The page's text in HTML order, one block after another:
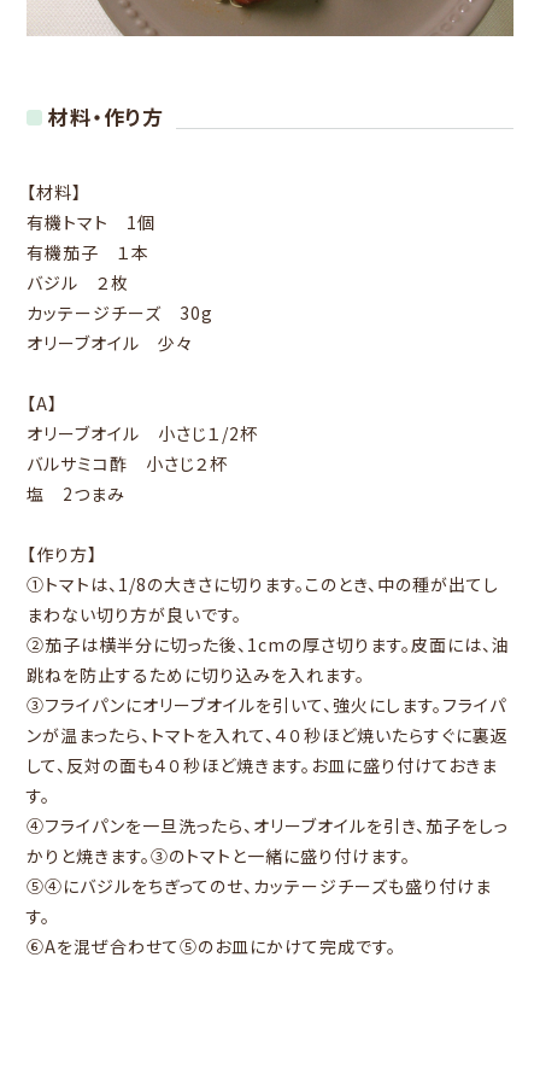
材料・作り方
【材料】
有機トマト 1個
有機茄子 １本
バジル ２枚
カッテージチーズ 30g
オリーブオイル 少々
【A】
オリーブオイル 小さじ１/2杯
バルサミコ酢 小さじ２杯
塩 2つまみ
【作り方】
①トマトは、1/8の大きさに切ります。このとき、中の種が出てし
まわない切り方が良いです。
②茄子は横半分に切った後、1cmの厚さ切ります。皮面には、油
跳ねを防止するために切り込みを入れます。
③フライパンにオリーブオイルを引いて、強火にします。フライパ
ンが温まったら、トマトを入れて、４０秒ほど焼いたらすぐに裏返
して、反対の面も４０秒ほど焼きます。お皿に盛り付けておきま
す。
④フライパンを一旦洗ったら、オリーブオイルを引き、茄子をしっ
かりと焼きます。③のトマトと一緒に盛り付けます。
⑤④にバジルをちぎってのせ、カッテージチーズも盛り付けま
す。
⑥Aを混ぜ合わせて⑤のお皿にかけて完成です。